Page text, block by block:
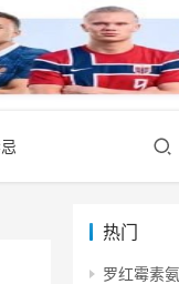
热门
罗红霉素